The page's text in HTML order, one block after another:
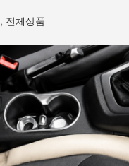
, 전체상품